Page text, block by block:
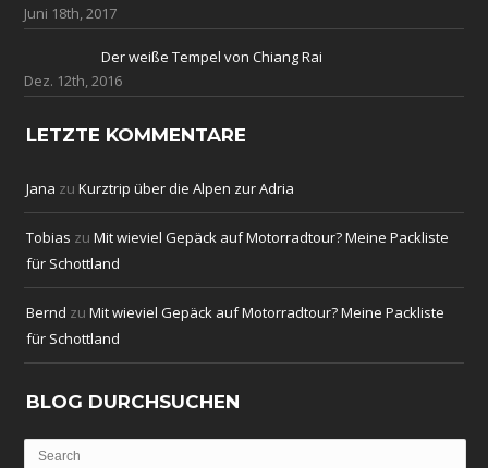
Juni 18th, 2017
Der weiße Tempel von Chiang Rai
Dez. 12th, 2016
LETZTE KOMMENTARE
Jana zuKurztrip über die Alpen zur Adria
Tobias zuMit wieviel Gepäck auf Motorradtour? Meine Packliste
für Schottland
Bernd zuMit wieviel Gepäck auf Motorradtour? Meine Packliste
für Schottland
BLOG DURCHSUCHEN